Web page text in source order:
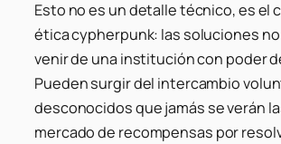
Esto no es un detalle técnico, es el
ética cypherpunk: las soluciones
venir de una institución con poder
Pueden surgir del intercambio
desconocidos que jamás se verán
mercado de recompensas por